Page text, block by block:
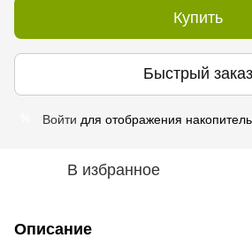
Купить
Быстрый заказ
Войти для отображения
В избранное
Описание